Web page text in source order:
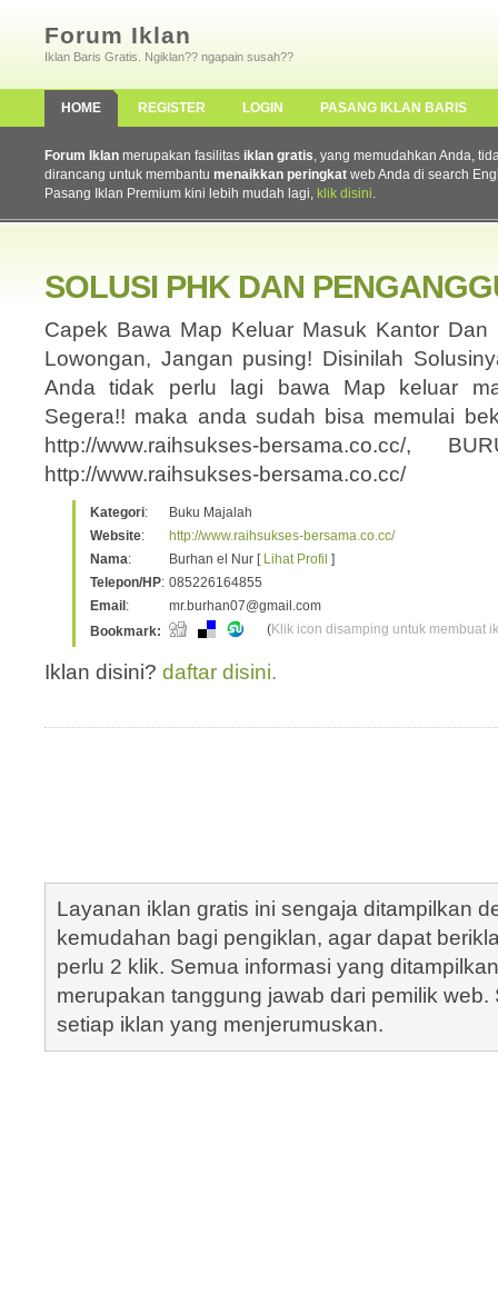
Forum Iklan
Iklan Baris Gratis. Ngiklan?? ngapain susah??
HOME REGISTER LOGIN PASANG IKLAN BARIS
Forum Iklan merupakan fasilitas iklan gratis, yang memudahkan Anda,
dirancang untuk membantu menaikkan peringkat web Anda di search
Pasang Iklan Premium kini lebih mudah lagi, klik disini.
SOLUSI PHK DAN
Capek Bawa Map Keluar Masuk Kantor
Lowongan, Jangan pusing! Disinilah
Anda tidak perlu lagi bawa Map keluar
Segera!! maka anda sudah bisa memulai
http://www.raihsukses-bersama.co.cc/
http://www.raihsukses-bersama.co.cc/
Kategori:
Buku Majalah
Website:
http://www.raihsukses-bersama.co.cc/
Nama: Burhan el Nur [ Lihat Profil ]
Telepon/HP: 085226164855
Email :
mr.burhan07@gmail.com
Bookmark:
(Klik icon disamping untuk membuat
Iklan disini? daftar disini.
Layanan iklan gratis ini sengaja ditampilkan
kemudahan bagi pengiklan, agar dapat
perlu 2 klik. Semua informasi yang
merupakan tanggung jawab dari pemilik
setiap iklan yang menjerumuskan.